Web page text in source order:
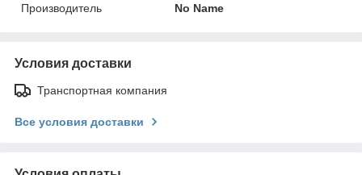
Производитель
No Name
Условия доставки
Транспортная компания
Все условия доставки